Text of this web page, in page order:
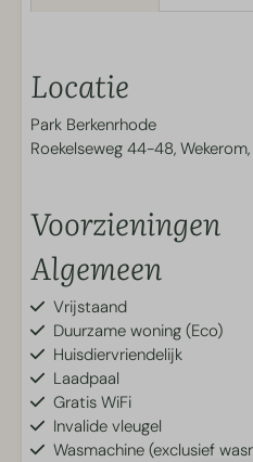
Locatie
Park Berkenrhode
Roekelseweg 44-48,
Voorzieningen
Algemeen
Vrijstaand
Duurzame woning (Eco)
Huisdiervriendelijk
Laadpaal
Gratis WiFi
Invalide vleugel
Wasmachine (exclusief